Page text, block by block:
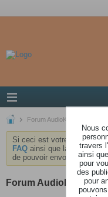
Forum AudioKeys
Si ceci est votre première
FAQ ainsi que la chartedu
de pouvoir envoyer des
Forum AudioKeys
Nous
travers
ainsi
pour
des
pour